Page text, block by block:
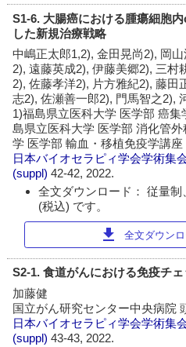
S1-6. 大腸癌における腫瘍細胞
した新規治療戦略
中嶋正太郎1,2), 金田晃尚2), 岡
2), 遠藤英成2), 伊藤美郷2), 三村
2), 佐藤孝洋2), 片方雅紀2), 藤田
志2), 佐瀬善一郎2), 門馬智之2),
1)福島県立医科大学 医学部 癌
島県立医科大学 医学部 消化管
学 医学部 輸血・移植免疫学講座
日本バイオセラピィ学会学術集
(suppl)42-42, 2022.
全文ダウンロード： 従量
(税込) です。
download 全文ダウン
S2-1. 食道がんにおける免疫チ
加藤健
国立がん研究センター中央病院
日本バイオセラピィ学会学術集
(suppl)43-43, 2022.